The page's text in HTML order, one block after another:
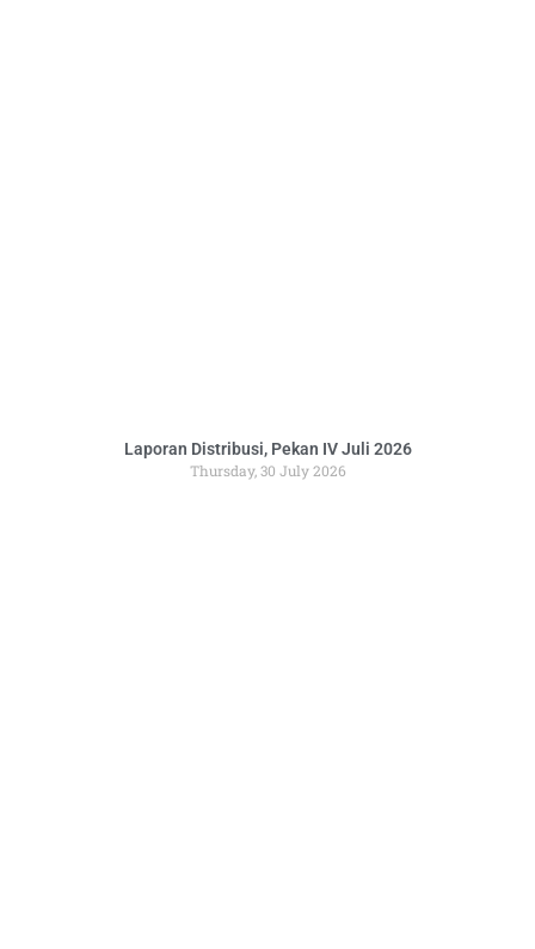
Laporan Distribusi, Pekan IV Juli 2026
Thursday, 30 July 2026